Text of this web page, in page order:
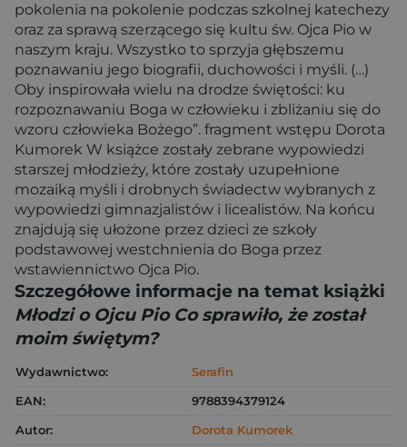
pokolenia na pokolenie podczas szkolnej katechezy
oraz za sprawą szerzącego się kultu św. Ojca Pio w
naszym kraju. Wszystko to sprzyja głębszemu
poznawaniu jego biografii, duchowości i myśli. (…)
Oby inspirowała wielu na drodze świętości: ku
rozpoznawaniu Boga w człowieku i zbliżaniu się do
wzoru człowieka Bożego”. fragment wstępu Dorota
Kumorek W książce zostały zebrane wypowiedzi
starszej młodzieży, które zostały uzupełnione
mozaiką myśli i drobnych świadectw wybranych z
wypowiedzi gimnazjalistów i licealistów. Na końcu
znajdują się ułożone przez dzieci ze szkoły
podstawowej westchnienia do Boga przez
wstawiennictwo Ojca Pio.
Szczegółowe informacje na temat książki
Młodzi o Ojcu Pio Co sprawiło, że został
moim świętym?
Wydawnictwo:
Serafin
EAN:
9788394379124
Autor:
Dorota Kumorek